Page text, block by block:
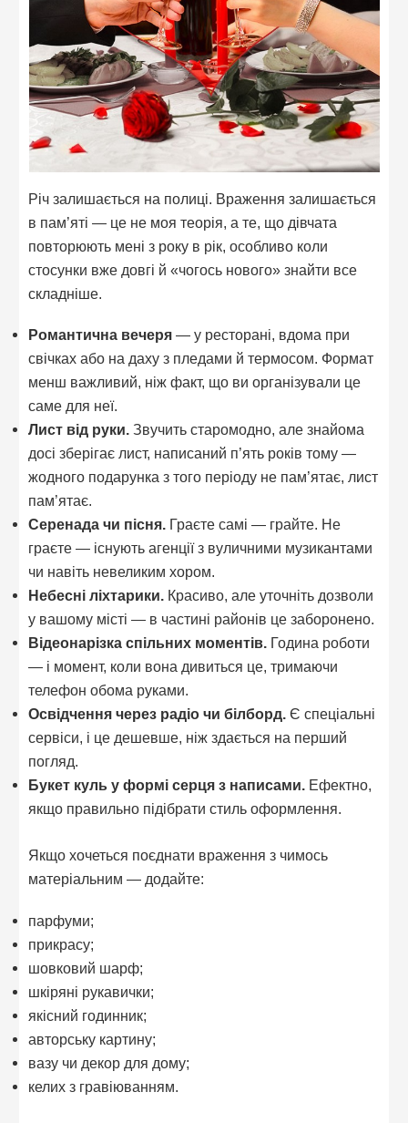
Річ залишається на полиці. Враження залишається
в пам’яті — це не моя теорія, а те, що дівчата
повторюють мені з року в рік, особливо коли
стосунки вже довгі й «чогось нового» знайти все
складніше.
Романтична вечеря — у ресторані, вдома при
свічках або на даху з пледами й термосом. Формат
менш важливий, ніж факт, що ви організували це
саме для неї.
Лист від руки. Звучить старомодно, але знайома
досі зберігає лист, написаний п’ять років тому —
жодного подарунка з того періоду не пам’ятає, лист
пам’ятає.
Серенада чи пісня. Граєте самі — грайте. Не
граєте — існують агенції з вуличними музикантами
чи навіть невеликим хором.
Небесні ліхтарики. Красиво, але уточніть дозволи
у вашому місті — в частині районів це заборонено.
Відеонарізка спільних моментів. Година роботи
— і момент, коли вона дивиться це, тримаючи
телефон обома руками.
Освідчення через радіо чи білборд. Є спеціальні
сервіси, і це дешевше, ніж здається на перший
погляд.
Букет куль у формі серця з написами. Ефектно,
якщо правильно підібрати стиль оформлення.
Якщо хочеться поєднати враження з чимось
матеріальним — додайте:
парфуми;
прикрасу;
шовковий шарф;
шкіряні рукавички;
якісний годинник;
авторську картину;
вазу чи декор для дому;
келих з гравіюванням.